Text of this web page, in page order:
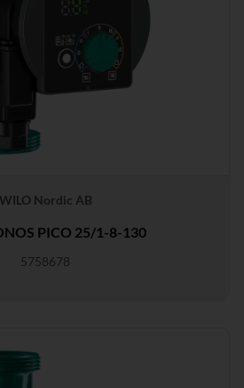
WILO Nordic AB
PICO 25/1-8-130
5758678